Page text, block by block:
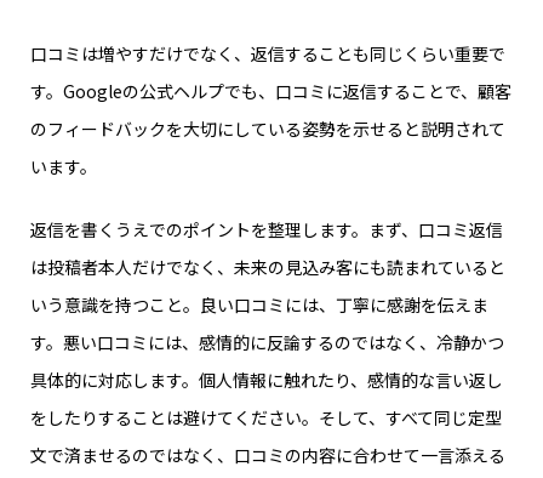
口コミは増やすだけでなく、返信することも同じくらい重要で
す。Googleの公式ヘルプでも、口コミに返信することで、顧客
のフィードバックを大切にしている姿勢を示せると説明されて
います。
返信を書くうえでのポイントを整理します。まず、口コミ返信
は投稿者本人だけでなく、未来の見込み客にも読まれていると
いう意識を持つこと。良い口コミには、丁寧に感謝を伝えま
す。悪い口コミには、感情的に反論するのではなく、冷静かつ
具体的に対応します。個人情報に触れたり、感情的な言い返し
をしたりすることは避けてください。そして、すべて同じ定型
文で済ませるのではなく、口コミの内容に合わせて一言添える